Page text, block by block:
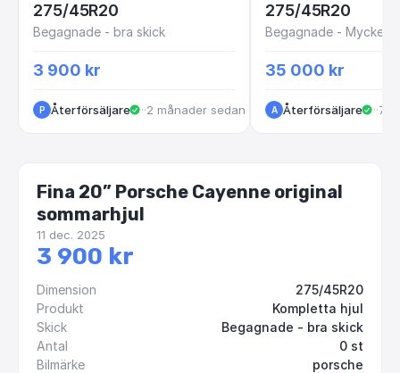
275/45R20
Begagnade - bra skick
3 900 kr
P Återförsäljare ·Konduktörsvägen
·2 månader sedan
275/45R20
Begagnade - Mycket
35 000 kr
A Återförsäljare ··7
Fina 20” Porsche Cayenne original
sommarhjul
11 dec. 2025
3 900 kr
Dimension
275/45R20
Produkt
Kompletta hjul
Skick
Begagnade - bra skick
Antal
0 st
Bilmärke
porsche